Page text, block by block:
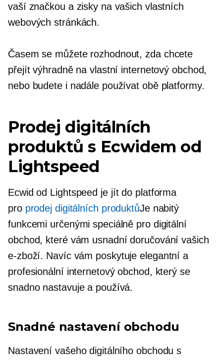
vaší značkou a zisky na vašich vlastních
webových stránkách.
Časem se můžete rozhodnout, zda chcete
přejít výhradně na vlastní internetový obchod,
nebo budete i nadále používat obě platformy.
Prodej digitálních
produktů s Ecwidem od
Lightspeed
Ecwid od Lightspeed je jít do platforma
pro prodej digitálních produktůJe nabitý
funkcemi určenými speciálně pro digitální
obchod, které vám usnadní doručování vašich
e-zboží. Navíc vám poskytuje elegantní a
profesionální internetový obchod, který se
snadno nastavuje a používá.
Snadné nastavení obchodu
Nastavení vašeho digitálního obchodu s